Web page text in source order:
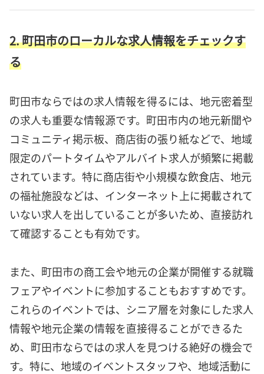
2. 町田市のローカルな求人情報をチェックす
る
町田市ならではの求人情報を得るには、地元密着型
の求人も重要な情報源です。町田市内の地元新聞や
コミュニティ掲示板、商店街の張り紙などで、地域
限定のパートタイムやアルバイト求人が頻繁に掲載
されています。特に商店街や小規模な飲食店、地元
の福祉施設などは、インターネット上に掲載されて
いない求人を出していることが多いため、直接訪れ
て確認することも有効です。
また、町田市の商工会や地元の企業が開催する就職
フェアやイベントに参加することもおすすめです。
これらのイベントでは、シニア層を対象にした求人
情報や地元企業の情報を直接得ることができるた
め、町田市ならではの求人を見つける絶好の機会で
す。特に、地域のイベントスタッフや、地域活動に